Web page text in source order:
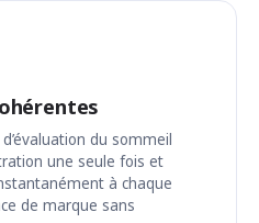
du sommeil
une seule fois et
à chaque
de marque sans